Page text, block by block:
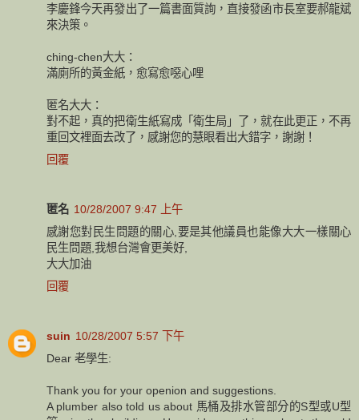
李慶鋒今天再發出了一篇書面質詢，直接發函市長室要郝龍斌
來決策。
ching-chen大大：
滿廁所的黃金紙，愈寫愈噁心哩
匿名大大：
對不起，真的把衛生紙寫成「衛生局」了，就在此更正，不再
重回文裡面去改了，感謝您的慧眼看出大錯字，謝謝！
回覆
匿名 10/28/2007 9:47 上午
感謝您對民生問題的關心,要是其他議員也能像大大一樣關心
民生問題,我想台灣會更美好,
大大加油
回覆
suin 10/28/2007 5:57 下午
Dear 老學生:
Thank you for your openion and suggestions.
A plumber also told us about 馬桶及排水管部分的S型或U型